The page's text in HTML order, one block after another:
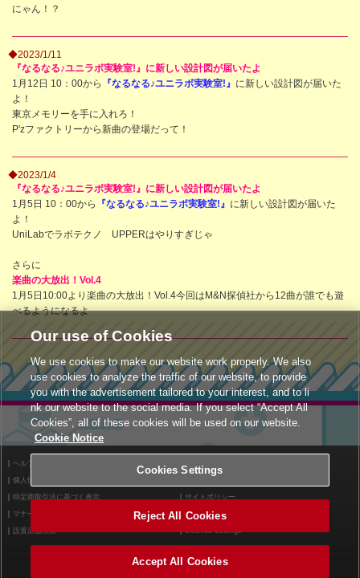
にゃん！？
◆2023/1/11
『なるなる♪ユニラボ実験室!』に新しい設計図が届いたよ
1月12日 10：00から
『なるなる♪ユニラボ実験室!』 に新しい設計図が届いた
よ！
東京メモリーを手に入れろ！
P'zファクトリーから新曲の登場だって！
◆2023/1/4
『なるなる♪ユニラボ実験室!』に新しい設計図が届いたよ
1月5日 10：00から
『なるなる♪ユニラボ実験室!』 に新しい設計図が届いた
よ！
UniLabでラボテクノ UPPERはやりすぎじゃ
さらに
楽曲の大放出！Vol.4
1月5日10:00より楽曲の大放出！Vol.4今回はM&N探偵社から12曲が誰でも遊
べるようになるよ
ヘルプ
個人情報等保護方針
特定商取引法に基づく表示 サイトポリシー
マナー＆ルール お問い合わせ
設置店舗検索 Cookies Settings
©2026 Konami Arcade Games
Our use of Cookies
We use cookies to make our website work properly. We also
use cookies to analyze the traffic of our website, to provide
you with the advertisement tailored to your interest, and to li
nk our website to the social media. If you select “Accept All
Cookies”, all of these cookies will be used on our website.
Cookie Notice
Cookies Settings
Reject All Cookies
Accept All Cookies